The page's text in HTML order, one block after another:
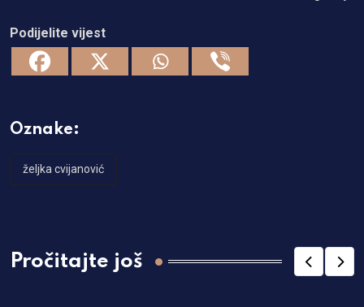
Podijelite vijest
Oznake:
željka cvijanović
Pročitajte još